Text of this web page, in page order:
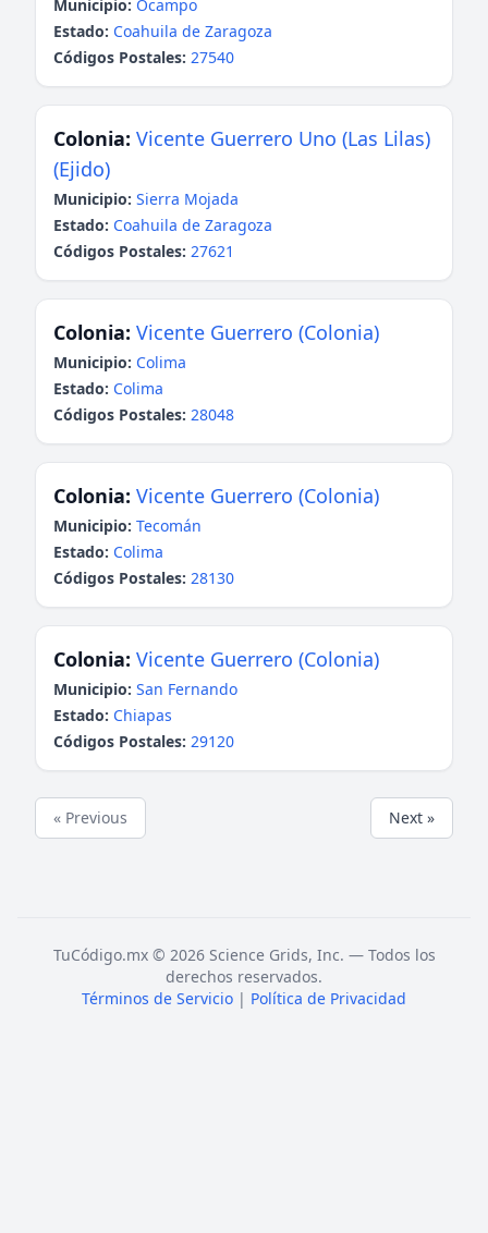
Municipio: Ocampo
Estado: Coahuila de Zaragoza
Códigos Postales: 27540
Colonia: Vicente Guerrero Uno (Las Lilas)
(Ejido)
Municipio: Sierra Mojada
Estado: Coahuila de Zaragoza
Códigos Postales: 27621
Colonia: Vicente Guerrero (Colonia)
Municipio: Colima
Estado: Colima
Códigos Postales: 28048
Colonia: Vicente Guerrero (Colonia)
Municipio: Tecomán
Estado: Colima
Códigos Postales: 28130
Colonia: Vicente Guerrero (Colonia)
Municipio: San Fernando
Estado: Chiapas
Códigos Postales: 29120
« Previous Next »
TuCódigo.mx © 2026 Science Grids, Inc. — Todos los
derechos reservados.
Términos de Servicio | Política de Privacidad